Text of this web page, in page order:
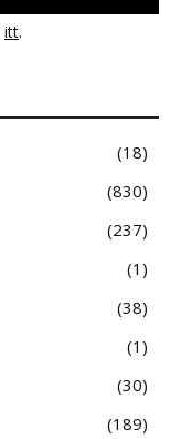
itt.
18
830
237
1
38
1
30
189